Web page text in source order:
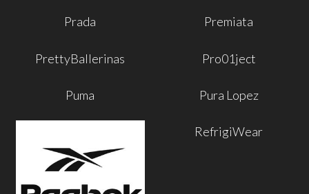
Prada Premiata
PrettyBallerinas Pro01ject
Puma Pura Lopez
RefrigiWear